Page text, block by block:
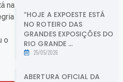
na
o
“HOJE A EXPOESTE ESTÁ
NO ROTEIRO DAS
GRANDES EXPOSIÇÕES DO
RIO GRANDE ...
25/05/2026
ABERTURA OFICIAL DA